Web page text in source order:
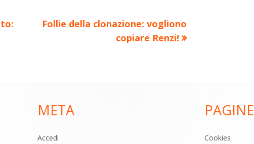
Nuovo
Follie della clonazione: vogliono
copiare Renzi!
META
Accedi
PAGINE
Cookies